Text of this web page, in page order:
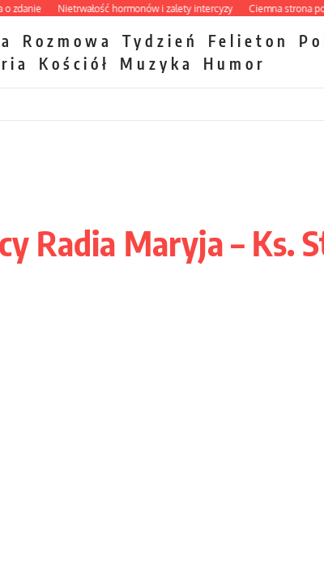
Nietrwałość hormonów i zalety intercyzy Ciemna strona
Rozmowa Tydzień Felieton
Kościół Muzyka Humor
Radia Maryja – Ks.